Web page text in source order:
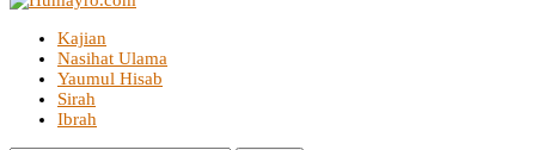
Kajian
Nasihat Ulama
Yaumul Hisab
Sirah
Ibrah